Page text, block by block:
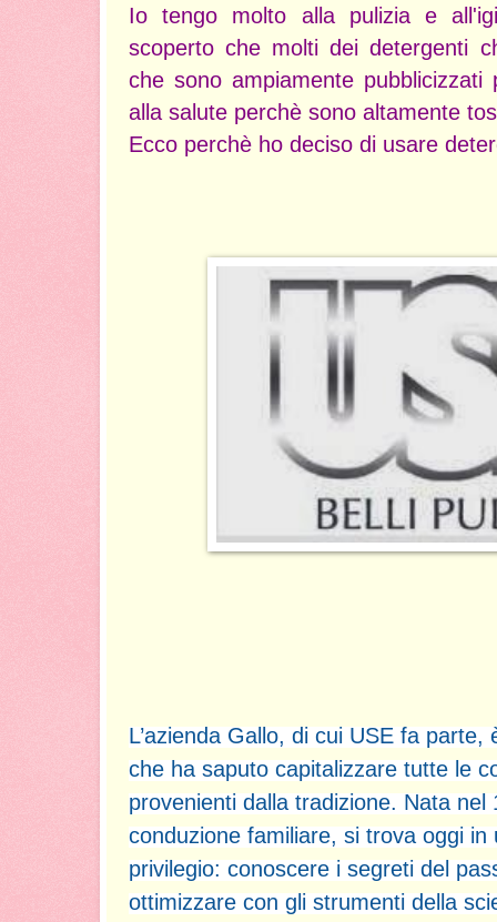
Io tengo molto alla pulizia e
scoperto che molti dei detergenti
che sono ampiamente pubblicizzati
alla salute perchè sono altamente
Ecco perchè ho deciso di usare
L’azienda Gallo, di cui USE fa parte,
che ha saputo capitalizzare tutte le
provenienti dalla tradizione. Nata nel
conduzione familiare, si trova oggi in
privilegio: conoscere i segreti del
ottimizzare con gli strumenti della